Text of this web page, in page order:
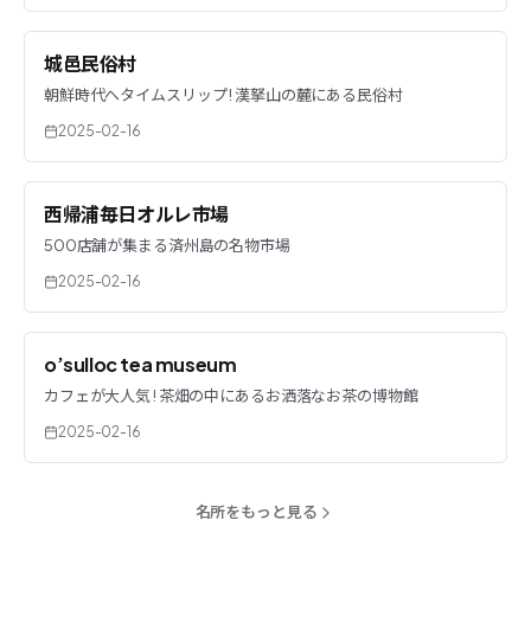
城邑民俗村
朝鮮時代へタイムスリップ ! 漢拏山の麓にある民俗村
2025-02-16
西帰浦毎日オルレ市場
500店舗が集まる済州島の名物市場
2025-02-16
o’sulloc tea museum
カフェが大人気 ! 茶畑の中にあるお洒落なお茶の博物館
2025-02-16
名所をもっと見る